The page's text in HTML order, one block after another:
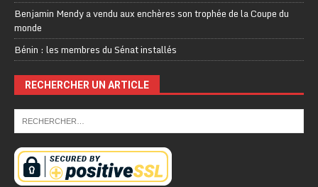
Benjamin Mendy a vendu aux enchères son trophée de la Coupe du
monde
Bénin : les membres du Sénat installés
RECHERCHER UN ARTICLE